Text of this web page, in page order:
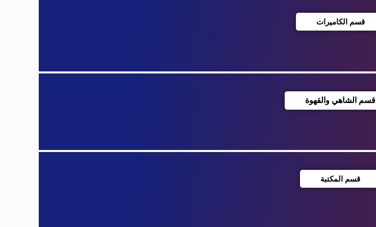
قسم الكاميرات
قسم الشاهي والقهوة
قسم المكتبة